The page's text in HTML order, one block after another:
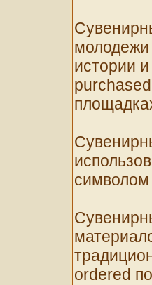
молодежи
истории
символом
ordered